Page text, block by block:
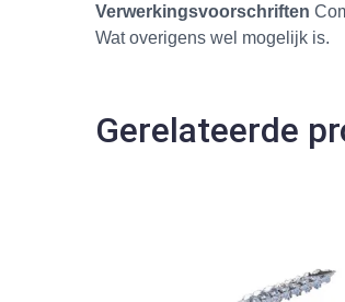
Verwerkingsvoorschriften
Wat overigens wel mogelijk is.
Gerelateerde